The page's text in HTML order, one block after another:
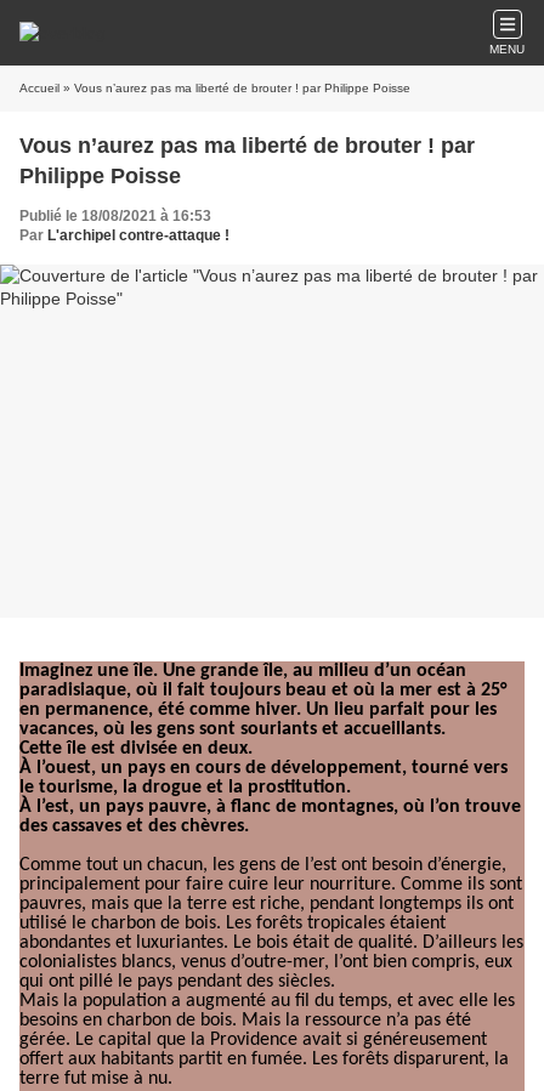
MENU
Accueil » Vous n’aurez pas ma liberté de brouter ! par Philippe Poisse
Vous n’aurez pas ma liberté de brouter ! par
Philippe Poisse
Publié le 18/08/2021 à 16:53
Par L'archipel contre-attaque !
Imaginez une île. Une grande île, au milieu d’un océan
paradisiaque, où il fait toujours beau et où la mer est à 25°
en permanence, été comme hiver. Un lieu parfait pour les
vacances, où les gens sont souriants et accueillants.
Cette île est divisée en deux.
À l’ouest, un pays en cours de développement, tourné vers
le tourisme, la drogue et la prostitution.
À l’est, un pays pauvre, à flanc de montagnes, où l’on trouve
des cassaves et des chèvres.
Comme tout un chacun, les gens de l’est ont besoin d’énergie,
principalement pour faire cuire leur nourriture. Comme ils sont
pauvres, mais que la terre est riche, pendant longtemps ils ont
utilisé le charbon de bois. Les forêts tropicales étaient
abondantes et luxuriantes. Le bois était de qualité. D’ailleurs les
colonialistes blancs, venus d’outre-mer, l’ont bien compris, eux
qui ont pillé le pays pendant des siècles.
Mais la population a augmenté au fil du temps, et avec elle les
besoins en charbon de bois. Mais la ressource n’a pas été
gérée. Le capital que la Providence avait si généreusement
offert aux habitants partit en fumée. Les forêts disparurent, la
terre fut mise à nu.